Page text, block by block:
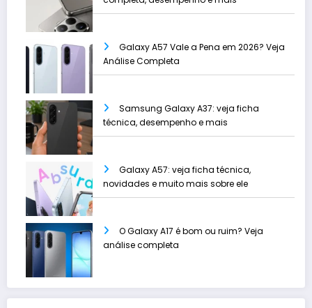
Galaxy A57 Vale a Pena em 2026? Veja
Análise Completa
Samsung Galaxy A37: veja ficha
técnica, desempenho e mais
Galaxy A57: veja ficha técnica,
novidades e muito mais sobre ele
O Galaxy A17 é bom ou ruim? Veja
análise completa